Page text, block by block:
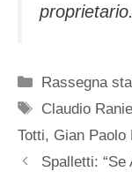
proprietario.
Categorie
Rassegna
Tag
Claudio
Totti, Gian Paolo
Spalletti: